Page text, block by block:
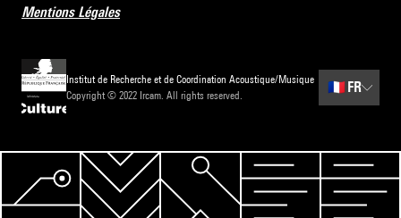
Mentions Légales
Institut de Recherche et de Coordination Acoustique/Musique
Copyright © 2022 Ircam. All rights reserved.
🇫🇷 FR